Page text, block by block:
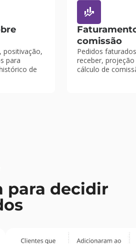
positivação,
para
de
comissão
Pedidos
receber,
cálculo de
para decidir